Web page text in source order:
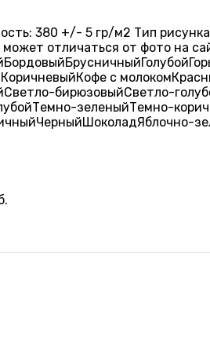
380 +/- 5 гр/м2 Тип
отличаться от фото на
БордовыйБрусничныйГолубой
КоричневыйКофе с молоком
Светло-бирюзовыйСветло-
Темно-зеленыйТемно-
ЧерныйШоколадЯблочно-